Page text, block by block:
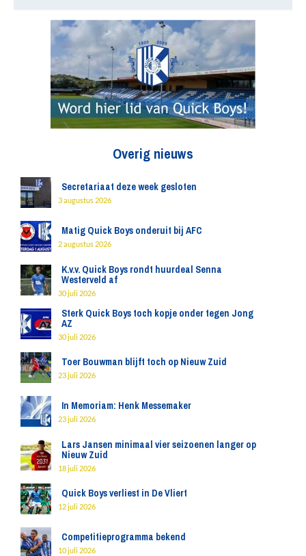
Overig nieuws
Secretariaat deze week gesloten
3 augustus 2026
Matig Quick Boys onderuit bij AFC
2 augustus 2026
K.v.v. Quick Boys rondt huurdeal Senna
Westerveld af
30 juli 2026
Sterk Quick Boys toch kopje onder tegen Jong
AZ
30 juli 2026
Toer Bouwman blijft toch op Nieuw Zuid
23 juli 2026
In Memoriam: Henk Messemaker
23 juli 2026
Lars Jansen minimaal vier seizoenen langer op
Nieuw Zuid
18 juli 2026
Quick Boys verliest in De Vliert
12 juli 2026
Competitieprogramma bekend
10 juli 2026